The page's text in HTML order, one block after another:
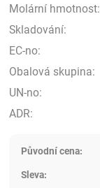
Molární hmotnost:
Skladování:
EC-no:
Obalová skupina:
UN-no:
ADR:
Původní cena:
Sleva: